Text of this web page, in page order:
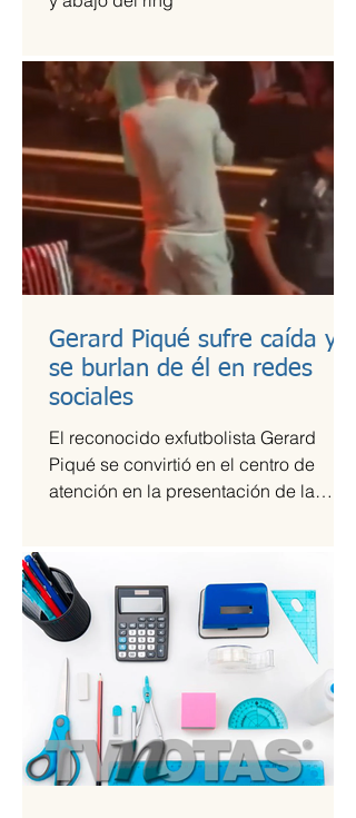
Gerard Piqué sufre caída y
se burlan de él en redes
sociales
El reconocido exfutbolista Gerard
Piqué se convirtió en el centro de
atención en la presentación de la